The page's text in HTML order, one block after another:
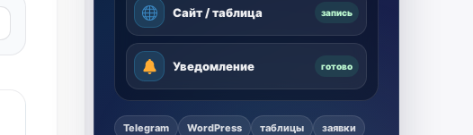
Сайт / таблица запись
Уведомление готово
Telegram WordPress таблицы заявки